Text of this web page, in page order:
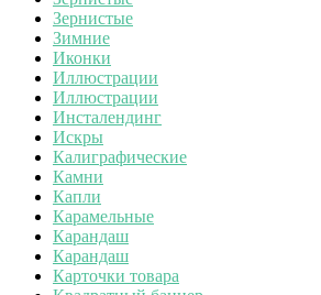
Зернистые
Зимние
Иконки
Иллюстрации
Иллюстрации
Инсталендинг
Искры
Калиграфические
Камни
Капли
Карамельные
Карандаш
Карандаш
Карточки товара